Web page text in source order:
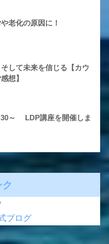
老化の原因に！
して未来を信じる【カウ
想】
30～ LDP講座を開催しま
ブログ